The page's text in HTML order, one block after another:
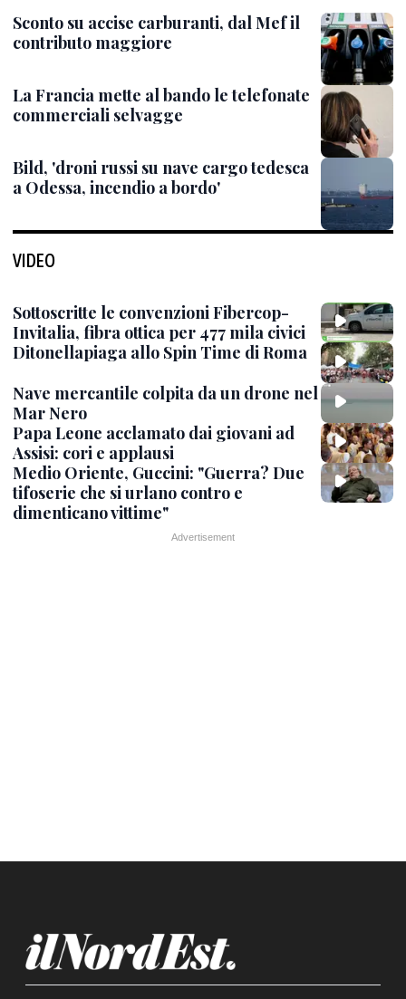
Sconto su accise carburanti, dal Mef il
contributo maggiore
La Francia mette al bando le telefonate
commerciali selvagge
Bild, 'droni russi su nave cargo tedesca
a Odessa, incendio a bordo'
VIDEO
Sottoscritte le convenzioni Fibercop-
Invitalia, fibra ottica per 477 mila civici
Ditonellapiaga allo Spin Time di Roma
Nave mercantile colpita da un drone nel
Mar Nero
Papa Leone acclamato dai giovani ad
Assisi: cori e applausi
Medio Oriente, Guccini: "Guerra? Due
tifoserie che si urlano contro e
dimenticano vittime"